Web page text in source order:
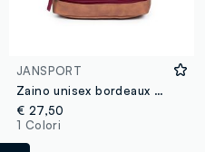
JANSPORT
Zaino unisex bordeaux con dettagli a contrasto
€ 27,50
1 Colori